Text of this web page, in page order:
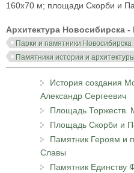
160x70 м; площади Скорби и
Архитектура Новосибирска
Парки и памятники Новосибирска
Памятники истории и
История создания
Александр Сергеевич
Площадь Торжеств.
Площадь Скорби и
Памятник Героям и
Славы
Памятник Единству